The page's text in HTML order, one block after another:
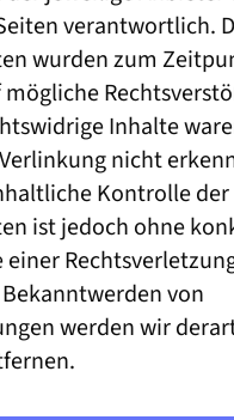
verantwortlich.
wurden zum
Inhalte
nicht
Kontrolle der
ist jedoch ohne
von
werden wir